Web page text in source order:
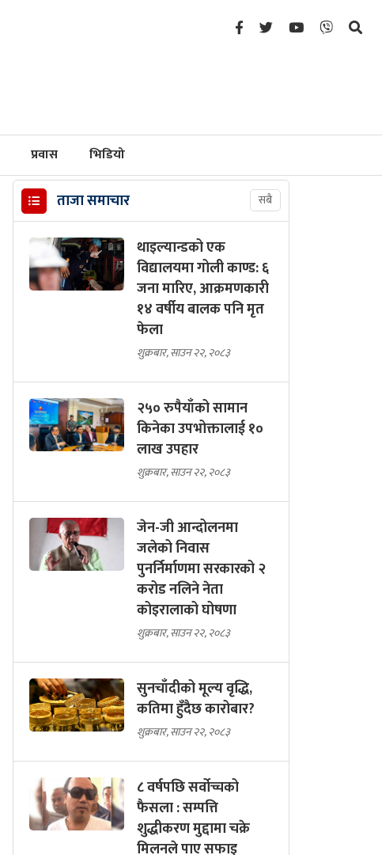
प्रवास भिडियो
ताजा समाचार सबै
थाइल्यान्डको एक
विद्यालयमा गोली काण्ड: ६
जना मारिए, आक्रमणकारी
१४ वर्षीय बालक पनि मृत
फेला
शुक्रबार, साउन २२, २०८३
२५० रुपैयाँको सामान
किनेका उपभोक्तालाई १०
लाख उपहार
शुक्रबार, साउन २२, २०८३
जेन-जी आन्दोलनमा
जलेको निवास
पुनर्निर्माणमा सरकारको २
करोड नलिने नेता
कोइरालाको घोषणा
शुक्रबार, साउन २२, २०८३
सुनचाँदीको मूल्य वृद्धि,
कतिमा हुँदैछ कारोबार?
शुक्रबार, साउन २२, २०८३
८ वर्षपछि सर्वोच्चको
फैसला : सम्पत्ति
शुद्धीकरण मुद्दामा चक्रे
मिलनले पाए सफाइ